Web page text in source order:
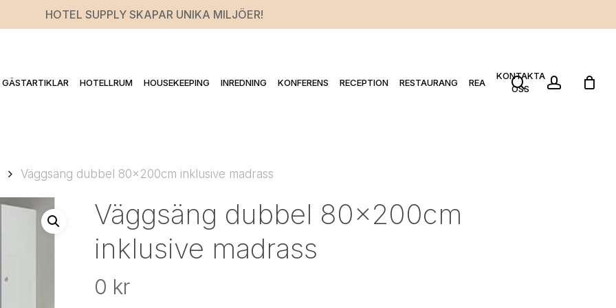
HOTEL SUPPLY SKAPAR UNIKA MILJÖER!
GÄSTARTIKLAR HOTELLRUM HOUSEKEEPING INREDNING KONFERENS RECEPTION RESTAURANG REA
KONTAKTA
OSSsearchaccount
Väggsäng dubbel 80x200cm inklusive madrass
Väggsäng dubbel 80x200cm
inklusive madrass
0 kr